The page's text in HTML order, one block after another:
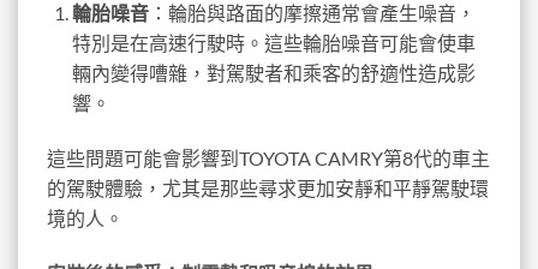
輪胎噪音：輪胎與路面的摩擦通常會產生噪音，
特別是在高速行駛時。這些輪胎噪音可能會使車
輛內變得嘈雜，對駕駛者和乘客的舒適性造成影
響。
這些問題可能會影響到TOYOTA CAMRY第8代的車主
的駕駛體驗，尤其是那些尋求更加安靜和平靜駕駛環
境的人。